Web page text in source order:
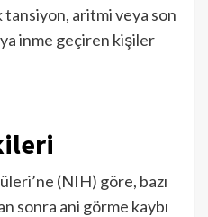
aritmi veya son
inme geçiren kişiler
(NIH) göre, bazı
sonra ani görme kaybı